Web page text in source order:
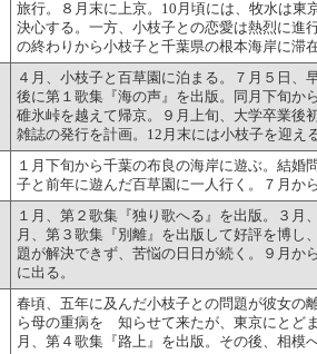
旅行。８月末に上京。10月頃には、牧水は東
決心する。一方、小枝子との恋愛は熱烈に進
の終わりから小枝子と千葉県の根本海岸に滞
４月、小枝子と百草園に泊まる。７月５日、
後に第１歌集『海の声』を出版。同月下旬か
碓氷峠を越えて帰京。９月上旬、大学卒業後
雑誌の発行を計画。12月末には小枝子を迎え
１月下旬から千葉の布良の海岸に遊ぶ。結婚
子と前年に遊んだ百草園に一人行く。７月か
１月、第２歌集『独り歌へる』を出版。３月
月、第３歌集『別離』を出版して好評を博し
題が解決できず、苦悩の日日が続く。９月か
に出る。
春頃、五年に及んだ小枝子との問題が彼女の
ら母の重病を 知らせて来たが、東京にとど
月、第４歌集『路上』を出版。その後、相模